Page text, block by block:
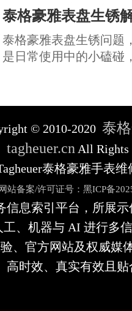
泰格豪雅表盘生锈
泰格豪雅表盘生锈问题
是日常使用中的小磕碰
© 2010-2020 泰
tagheuer.cn All Rights
泰格豪雅手表
网站备案/许可证号：黑ICP备
信息索引平台，所展
工、机器与 AI 进行多
、官方网站及权威媒
高时效、真实有效且